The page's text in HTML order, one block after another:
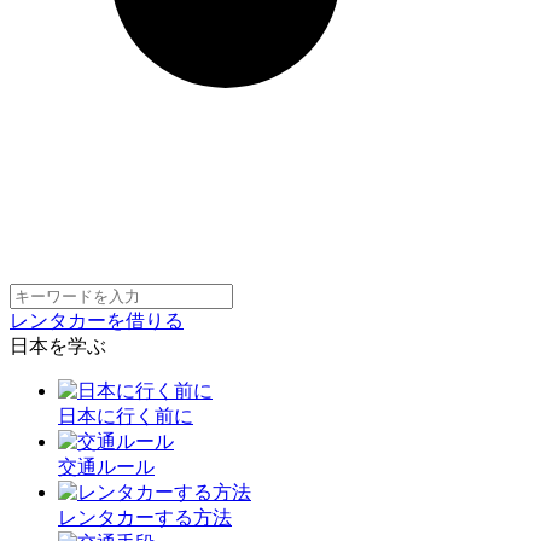
レンタカーを借りる
日本を学ぶ
日本に行く前に
交通ルール
レンタカーする方法